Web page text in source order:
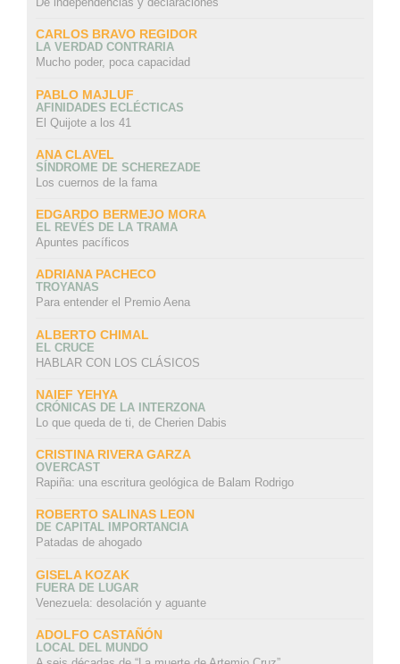
CARLOS BRAVO REGIDOR
LA VERDAD CONTRARIA
Mucho poder, poca capacidad
PABLO MAJLUF
AFINIDADES ECLÉCTICAS
El Quijote a los 41
ANA CLAVEL
SÍNDROME DE SCHEREZADE
Los cuernos de la fama
EDGARDO BERMEJO MORA
EL REVÉS DE LA TRAMA
Apuntes pacíficos
ADRIANA PACHECO
TROYANAS
Para entender el Premio Aena
ALBERTO CHIMAL
EL CRUCE
HABLAR CON LOS CLÁSICOS
NAIEF YEHYA
CRÓNICAS DE LA INTERZONA
Lo que queda de ti, de Cherien Dabis
CRISTINA RIVERA GARZA
OVERCAST
Rapiña: una escritura geológica de Balam Rodrigo
ROBERTO SALINAS LEON
DE CAPITAL IMPORTANCIA
Patadas de ahogado
GISELA KOZAK
FUERA DE LUGAR
Venezuela: desolación y aguante
ADOLFO CASTAÑÓN
LOCAL DEL MUNDO